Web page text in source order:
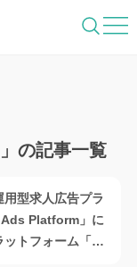
らすメディ
の記事一覧
型求人広告プラ
Ads Platform」に
トフォーム「キ